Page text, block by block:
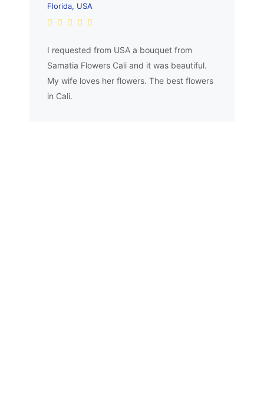
Florida, USA
I requested from USA a bouquet from
Samatia Flowers Cali and it was beautiful.
My wife loves her flowers. The best flowers
in Cali.